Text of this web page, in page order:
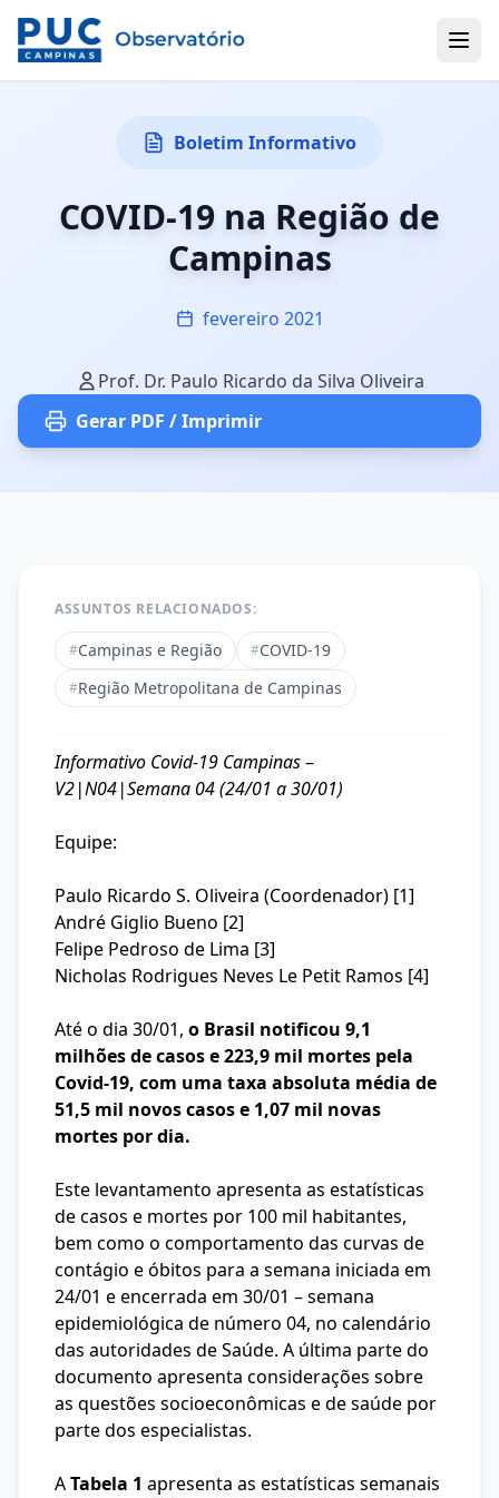
Boletim Informativo
COVID-19 na Região de
Campinas
fevereiro 2021
Prof. Dr. Paulo Ricardo da Silva Oliveira
Gerar PDF / Imprimir
ASSUNTOS RELACIONADOS:
#Campinas e Região #COVID-19
#Região Metropolitana de Campinas
Informativo Covid-19 Campinas–
V2|N04|Semana 04 (24/01 a 30/01)
Equipe:
Paulo Ricardo S. Oliveira (Coordenador) [1]
André Giglio Bueno [2]
Felipe Pedroso de Lima [3]
Nicholas Rodrigues Neves Le Petit Ramos [4]
Até o dia 30/01, o Brasil notificou 9,1
milhões de casos e 223,9 mil mortes pela
Covid-19, com uma taxa absoluta média de
51,5 mil novos casos e 1,07 mil novas
mortes por dia.
Este levantamento apresenta as estatísticas
de casos e mortes por 100 mil habitantes,
bem como o comportamento das curvas de
contágio e óbitos para a semana iniciada em
24/01 e encerrada em 30/01 – semana
epidemiológica de número 04, no calendário
das autoridades de Saúde. A última parte do
documento apresenta considerações sobre
as questões socioeconômicas e de saúde por
parte dos especialistas.
ATabela 1 apresenta as estatísticas semanais